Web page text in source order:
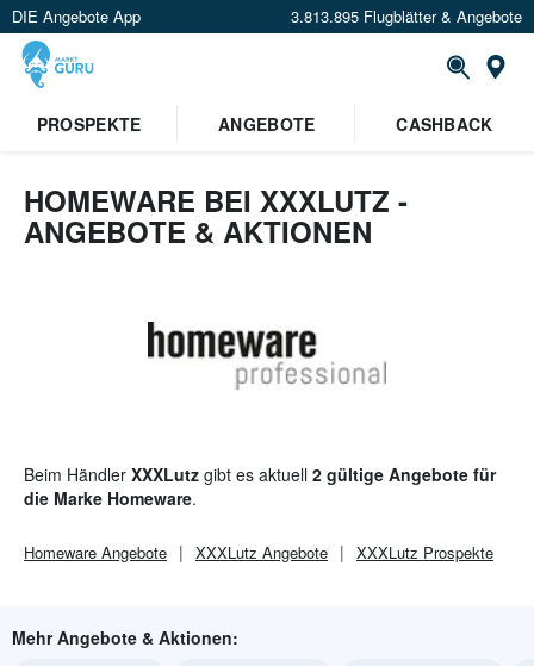
DIE Angebote App 3.813.895 Flugblätter & Angebote
Standort festlegen
PROSPEKTE ANGEBOTE CASHBACK
HOMEWARE BEI XXXLUTZ -
ANGEBOTE & AKTIONEN
Beim Händler XXXLutz gibt es aktuell 2 gültige Angebote für
die Marke Homeware.
Homeware Angebote XXXLutz Angebote XXXLutz Prospekte
Mehr Angebote & Aktionen: